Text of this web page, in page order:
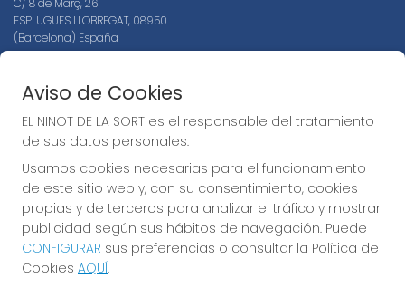
C/ 8 de Març, 26
ESPLUGUES LLOBREGAT, 08950
(Barcelona) España
LEGAL
Aviso Legal
Política de Privacidad
Política de Cookies
Condiciones de Compra
Tienda de Lotería Nacional
Pago aceptado con tarjeta
Juego responsable. Solo mayores de edad.
Aviso de Cookies
EL NINOT DE LA SORT es el responsable del tratamiento
de sus datos personales.
Usamos cookies necesarias para el funcionamiento
de este sitio web y, con su consentimiento, cookies
propias y de terceros para analizar el tráfico y mostrar
publicidad según sus hábitos de navegación. Puede
CONFIGURAR sus preferencias o consultar la Política de
Cookies AQUÍ.